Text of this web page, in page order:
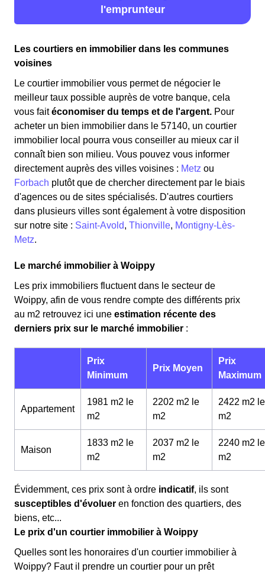
l'emprunteur
Les courtiers en immobilier dans les communes
voisines
Le courtier immobilier vous permet de négocier le
meilleur taux possible auprès de votre banque, cela
vous faitéconomiser du temps et de l'argent. Pour
acheter un bien immobilier dans le 57140, un courtier
immobilier local pourra vous conseiller au mieux car il
connaît bien son milieu. Vous pouvez vous informer
directement auprès des villes voisines : Metz ou
Forbach plutôt que de chercher directement par le biais
d'agences ou de sites spécialisés. D'autres courtiers
dans plusieurs villes sont également à votre disposition
sur notre site : Saint-Avold, Thionville, Montigny-Lès-
Metz.
Le marché immobilier à Woippy
Les prix immobiliers fluctuent dans le secteur de
Woippy, afin de vous rendre compte des différents prix
au m2 retrouvez ici une estimation récente des
derniers prix sur le marché immobilier :
Prix
Minimum
Prix Moyen
Prix
Maximum
Appartement
1981 m2 le
m2
2202 m2 le
m2
2422 m2 le
m2
Maison
1833 m2 le
m2
2037 m2 le
m2
2240 m2 le
m2
Évidemment, ces prix sont à ordre indicatif, ils sont
susceptibles d'évoluer en fonction des quartiers, des
biens, etc...
Le prix d'un courtier immobilier à Woippy
Quelles sont les honoraires d'un courtier immobilier à
Woippy? Faut il prendre un courtier pour un prêt